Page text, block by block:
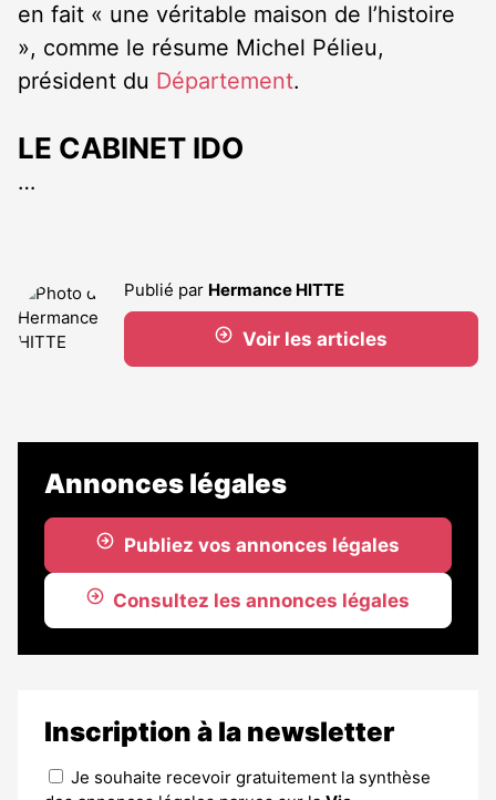
en fait « une véritable maison de l’histoire
», comme le résume Michel Pélieu,
président du Département.
LE CABINET IDO
…
Publié par Hermance HITTE
Voir les articles
Annonces légales
Publiez vos annonces légales
Consultez les annonces légales
Inscription à la newsletter
Je souhaite recevoir gratuitement la synthèse